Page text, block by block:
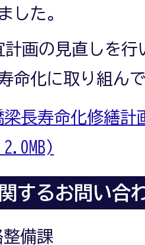
した。
計画の見直しを行
命化に取り組ん
長寿命化修繕計
するお問い合
備課